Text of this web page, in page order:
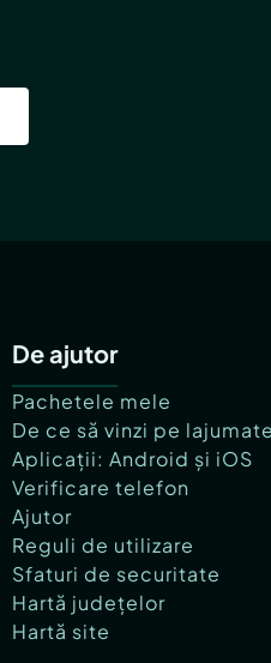
De ajutor
Pachetele mele
De ce să vinzi pe
Aplicații: Android și iOS
Verificare telefon
Ajutor
Reguli de utilizare
Sfaturi de securitate
Hartă județelor
Hartă site